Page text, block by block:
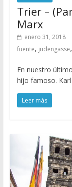
Trier –
Marx
enero 31, 2018
fuente, judengasse,
En nuestro
hijo famoso.
Leer más